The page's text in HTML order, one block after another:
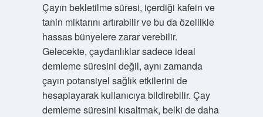
Çayın bekletilme süresi, içerdiği kafein ve
tanin miktarını artırabilir ve bu da özellikle
hassas bünyelere zarar verebilir.
Gelecekte, çaydanlıklar sadece ideal
demleme süresini değil, aynı zamanda
çayın potansiyel sağlık etkilerini de
hesaplayarak kullanıcıya bildirebilir. Çay
demleme süresini kısaltmak, belki de daha